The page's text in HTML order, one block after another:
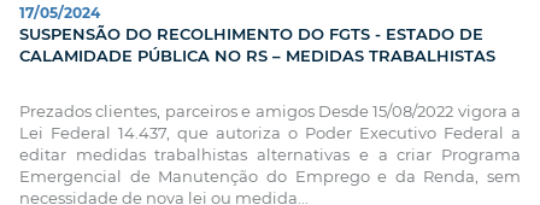
17/05/2024
SUSPENSÃO DO RECOLHIMENTO DO FGTS - ESTADO DE
CALAMIDADE PÚBLICA NO RS – MEDIDAS TRABALHISTAS
Prezados clientes, parceiros e amigos Desde 15/08/2022 vigora a
Lei Federal 14.437, que autoriza o Poder Executivo Federal a
editar medidas trabalhistas alternativas e a criar Programa
Emergencial de Manutenção do Emprego e da Renda, sem
necessidade de nova lei ou medida...